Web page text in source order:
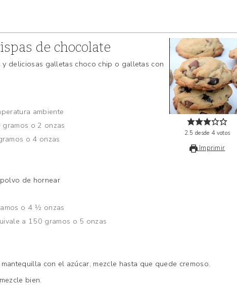
2.5 desde 4 votos
Imprimir
de chocolate
deliciosas galletas choco chip o galletas con
ambiente
o 2 onzas
o 4 onzas
de hornear
o 4 ½ onzas
a 150 gramos o 5 onzas
con el azúcar, mezcle hasta que quede cremoso.
bien.